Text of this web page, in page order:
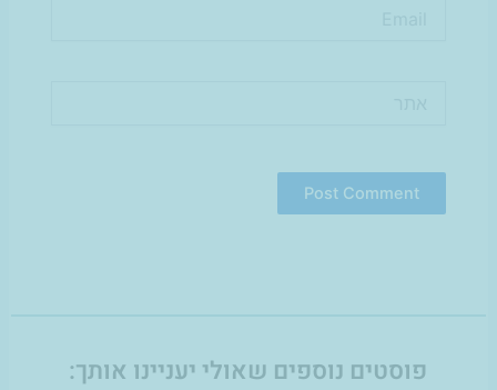
פוסטים נוספים שאולי יעניינו אותך: